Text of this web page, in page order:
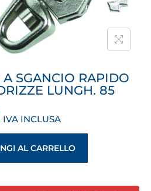
SGANCIO RAPIDO
LUNGH. 85
IVA INCLUSA
AL CARRELLO